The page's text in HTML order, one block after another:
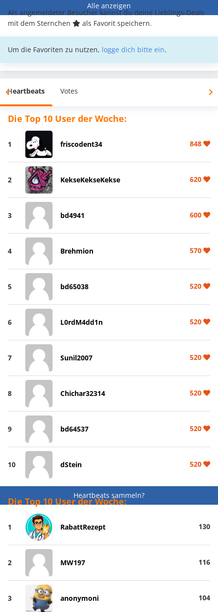
Alle anzeigen
Als angemeldeter Besucher kannst du deine Lieblings-Deals
mit dem Sternchen
als Favorit speichern.
Um die Favoriten zu nutzen, logge dich bitte ein.
Heartbeats Votes
Die Top 10 User der Woche:
1 friscodent34 848
2 KekseKekseKekse 620
3 bd4941 600
4 Brehmion 570
5 bd65038 520
6 L0rdM4dd1n 520
7 Sunil2007 520
8 Chichar32314 520
9 bd64537 520
10 dStein 520
Heartbeats sammeln?
Die Top 10 User der Woche:
1 RabattRezept 130
2 MW197 116
3 anonymoni 104